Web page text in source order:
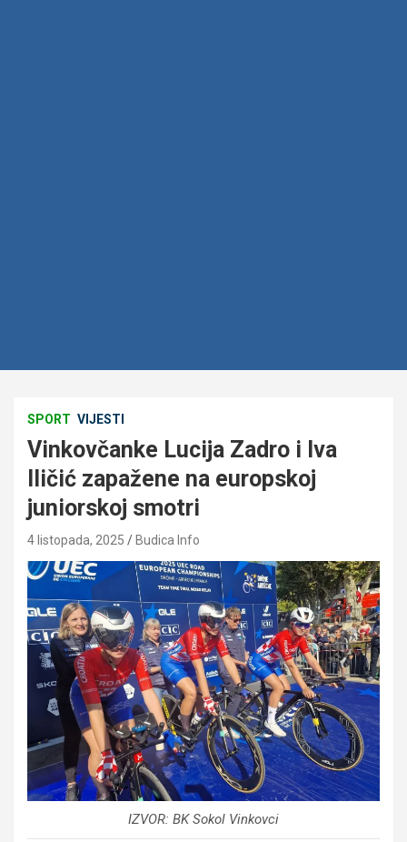
SPORT VIJESTI
Vinkovčanke Lucija Zadro i Iva
Iličić zapažene na europskoj
juniorskoj smotri
4 listopada, 2025 Budica Info
IZVOR: BK Sokol Vinkovci